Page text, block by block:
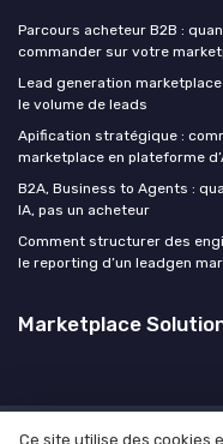
Parcours acheteur B2B :
commander sur votre
Lead generation
le volume de leads
Apification stratégique :
marketplace en plateforme
B2A, Business to Agents :
IA, pas un acheteur
Comment structurer des
le reporting d’un leadgen
Marketplace
Ce site utilise des cookies